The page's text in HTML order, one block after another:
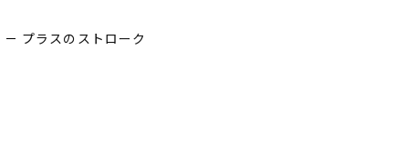
プラスのストローク